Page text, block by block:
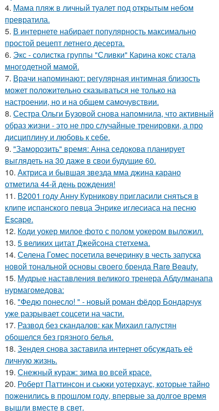
4. Мама пляж в личный туалет под открытым небом
превратила.
5. В интернете набирает популярность максимально
простой рецепт летнего десерта.
6. Экс - солистка группы "Сливки" Карина кокс стала
многодетной мамой.
7. Врачи напоминают: регулярная интимная близость
может положительно сказываться не только на
настроении, но и на общем самочувствии.
8. Сестра Ольги Бузовой снова напомнила, что активный
образ жизни - это не про случайные тренировки, а про
дисциплину и любовь к себе.
9. "Заморозить" время: Анна седокова планирует
выглядеть на 30 даже в свои будущие 60.
10. Актриса и бывшая звезда мма джина карано
отметила 44-й день рождения!
11. В2001 году Анну Курникову пригласили сняться в
клипе испанского певца Энрике иглесиаса на песню
Escape.
12. Коди уокер милое фото с полом уокером выложил.
13. 5 великих цитат Джейсoна стетхема.
14. Селена Гомес посетила вечеринку в честь запуска
новой тональной основы своего бренда Rare Beauty.
15. Мудрые наставления великого тренера Абдулманапа
нурмагомедова:
16. "Федю понесло! " - новый роман фёдор Бондарчук
уже разрывает соцсети на части.
17. Развод без скандалов: как Михаил галустян
обошелся без грязного белья.
18. Зендея снова заставила интернет обсуждать её
личную жизнь.
19. Снежный кураж: зима во всей красе.
20. Роберт Паттинсон и сьюки уотерхаус, которые тайно
поженились в прошлом году, впервые за долгое время
вышли вместе в свет.